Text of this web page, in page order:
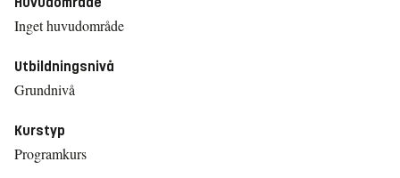
Inget huvudområde
Utbildningsnivå
Grundnivå
Kurstyp
Programkurs